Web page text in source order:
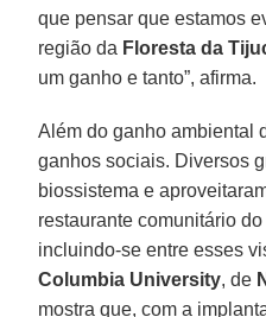
que pensar que estamos
região da Floresta da
um ganho e tanto”, afirma.
Além do ganho ambiental
ganhos sociais. Diversos
biossistema e
restaurante comunitário
incluindo-se entre esses
Columbia University, de
mostra que, com a